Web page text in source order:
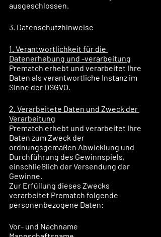
ausgeschlossen.
3. Datenschutzhinweise
1. Verantwortlichkeit für die
Datenerhebung und -verarbeitung
Prematch erhebt und verarbeitet Ihre
Daten als verantwortliche Instanz im
Sinne der DSGVO.
2. Verarbeitete Daten und Zweck der
Verarbeitung
Prematch erhebt und verarbeitet Ihre
Daten zum Zweck der
ordnungsgemäßen Abwicklung und
Durchführung des Gewinnspiels,
einschließlich der Versendung der
Gewinne.
Zur Erfüllung dieses Zwecks
verarbeitet Prematch folgende
personenbezogene Daten:
Vor- und Nachname